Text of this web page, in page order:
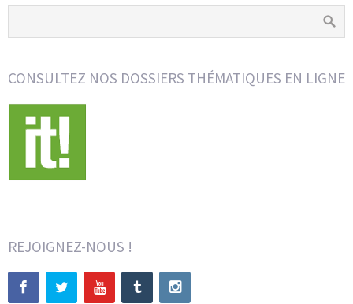
CONSULTEZ NOS DOSSIERS THÉMATIQUES EN LIGNE
REJOIGNEZ-NOUS !